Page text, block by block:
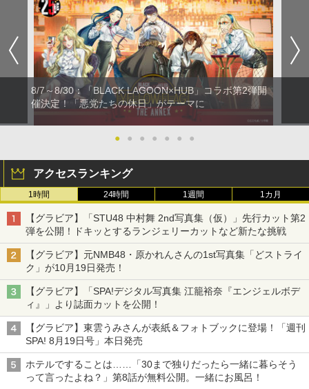
8/7～8/30：「BLACK LAGOON×HUB」コラボ第2弾開
催決定！「悪党たちの休日」がテーマに
● ● ● ● ● ● ●
アクセスランキング
1時間 24時間 1週間 1カ月
【グラビア】「STU48 中村舞 2nd写真集（仮）」先行カット第2
弾を公開！ドキッとするランジェリーカットなど新たな挑戦
【グラビア】元NMB48・原かれんさんの1st写真集「どストライ
ク」が10月19日発売！
【グラビア】「SPA!デジタル写真集 江籠裕奈『エンジェルボデ
ィ』」より誌面カットを公開！
【グラビア】東雲うみさんが表紙＆フォトブックに登場！「週刊
SPA! 8月19日号」本日発売
ホテルですることは……「30まで独りだったら一緒に暮らそう
って言ったよね？」第8話が無料公開。一緒にお風呂！